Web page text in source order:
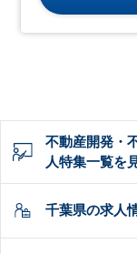
不動産開発・
人特集一覧を
千葉県の求人